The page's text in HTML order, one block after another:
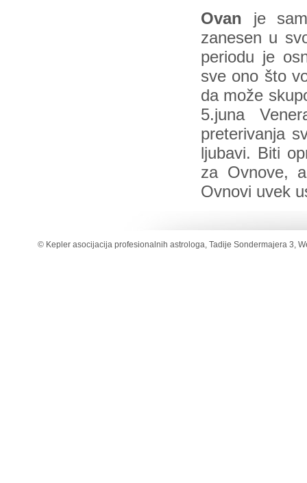
Ovan je
zanesen u
periodu je
sve ono što
da može
5.juna
preterivanja
ljubavi. Biti
za Ovnove,
Ovnovi uvek
© Kepler asocijacija profesionalnih astrologa, Tadije Sondermajera 3,